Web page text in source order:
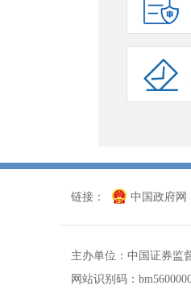
行政复
监管措
规划报告
非行政
其他
征
链接： 中国政府网
主办单位：中国证券
网站识别码：